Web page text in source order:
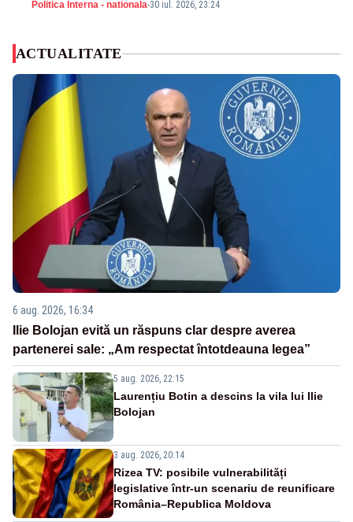
Politica Interna - nationala-30 iul. 2026, 23:24
ACTUALITATE
6 aug. 2026, 16:34
Ilie Bolojan evită un răspuns clar despre averea
partenerei sale: „Am respectat întotdeauna legea”
5 aug. 2026, 22:15
Laurențiu Botin a descins la vila lui Ilie
Bolojan
3 aug. 2026, 20:14
Rizea TV: posibile vulnerabilități
legislative într-un scenariu de reunificare
România–Republica Moldova